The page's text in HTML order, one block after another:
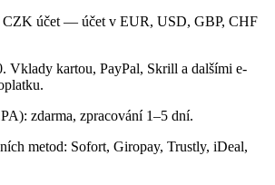
CZK účet — účet v EUR, USD, GBP, CHF
Vklady kartou, PayPal, Skrill a dalšími e-
zdarma, zpracování 1–5 dní.
metod: Sofort, Giropay, Trustly, iDeal,